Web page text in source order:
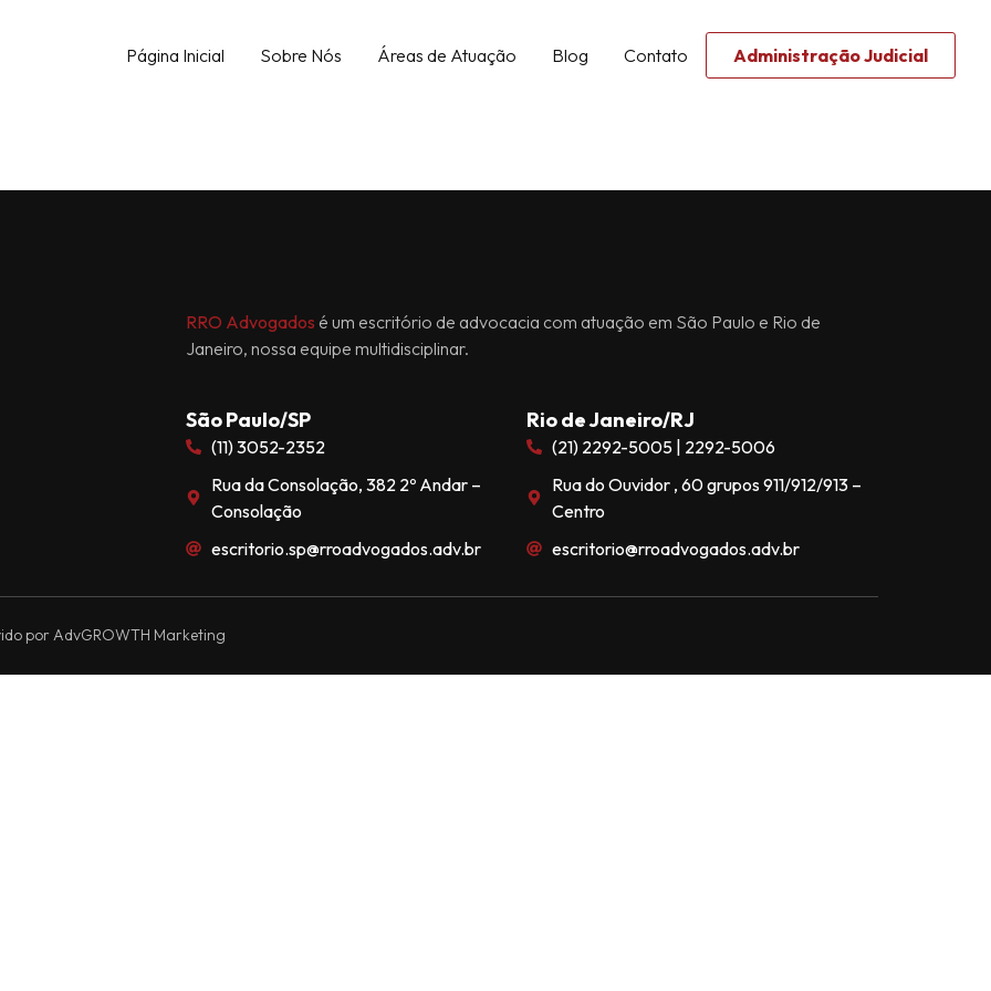
Página Inicial Sobre Nós Áreas de Atuação Blog Contato Administração Judicial
RRO Advogados é um escritório de advocacia com atuação em São Paulo e Rio de
Janeiro, nossa equipe multidisciplinar.
São Paulo/SP
(11) 3052-2352
Rua da Consolação, 382 2º Andar –
Consolação
escritorio.sp@rroadvogados.adv.br
Rio de Janeiro/RJ
(21) 2292-5005 | 2292-5006
Rua do Ouvidor , 60 grupos 911/912/913 –
Centro
escritorio@rroadvogados.adv.br
por AdvGROWTH Marketing